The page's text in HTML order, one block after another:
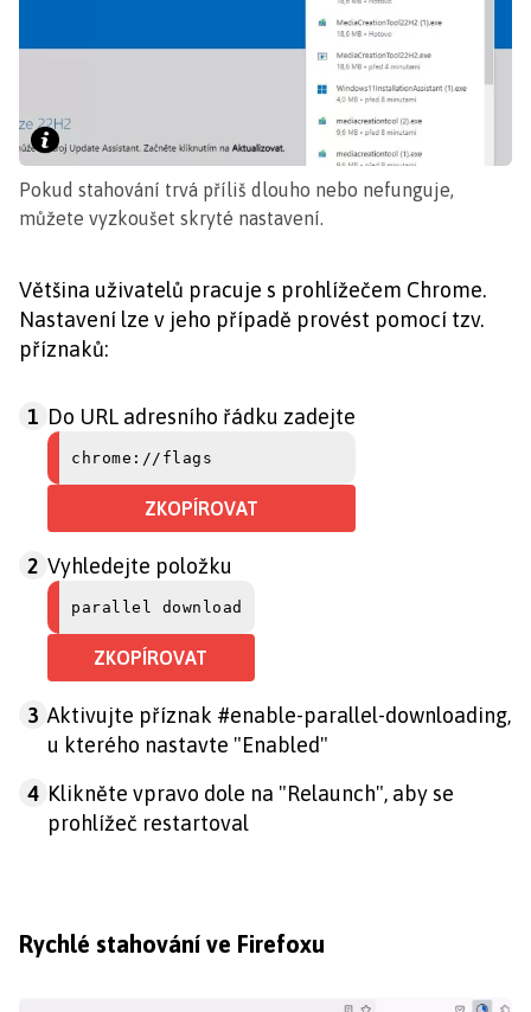
Pokud stahování trvá příliš dlouho nebo nefunguje,
můžete vyzkoušet skryté nastavení.
Většina uživatelů pracuje s prohlížečem Chrome.
Nastavení lze v jeho případě provést pomocí tzv.
příznaků:
1 Do URL adresního řádku zadejte
chrome://flags
ZKOPÍROVAT
2 Vyhledejte položku
parallel download
ZKOPÍROVAT
3 Aktivujte příznak #enable-parallel-downloading,
u kterého nastavte "Enabled"
4 Klikněte vpravo dole na "Relaunch", aby se
prohlížeč restartoval
Rychlé stahování ve Firefoxu